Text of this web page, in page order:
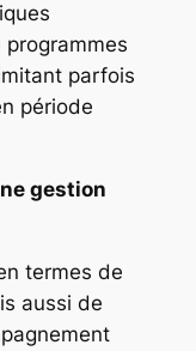
parfois
période
gestion
termes de
aussi de